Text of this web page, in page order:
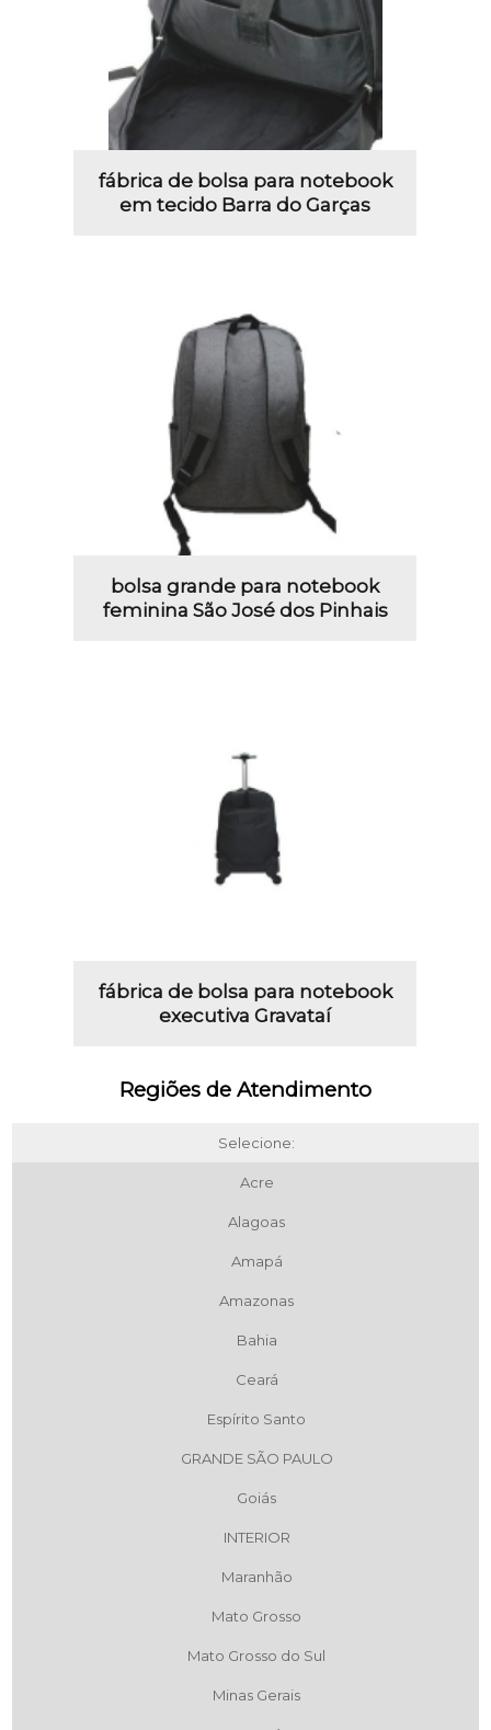
fábrica de bolsa para notebook
em tecido Barra do Garças
bolsa grande para notebook
feminina São José dos Pinhais
fábrica de bolsa para notebook
executiva Gravataí
Regiões de Atendimento
Selecione:
Acre
Alagoas
Amapá
Amazonas
Bahia
Ceará
Espírito Santo
GRANDE SÃO PAULO
Goiás
INTERIOR
Maranhão
Mato Grosso
Mato Grosso do Sul
Minas Gerais